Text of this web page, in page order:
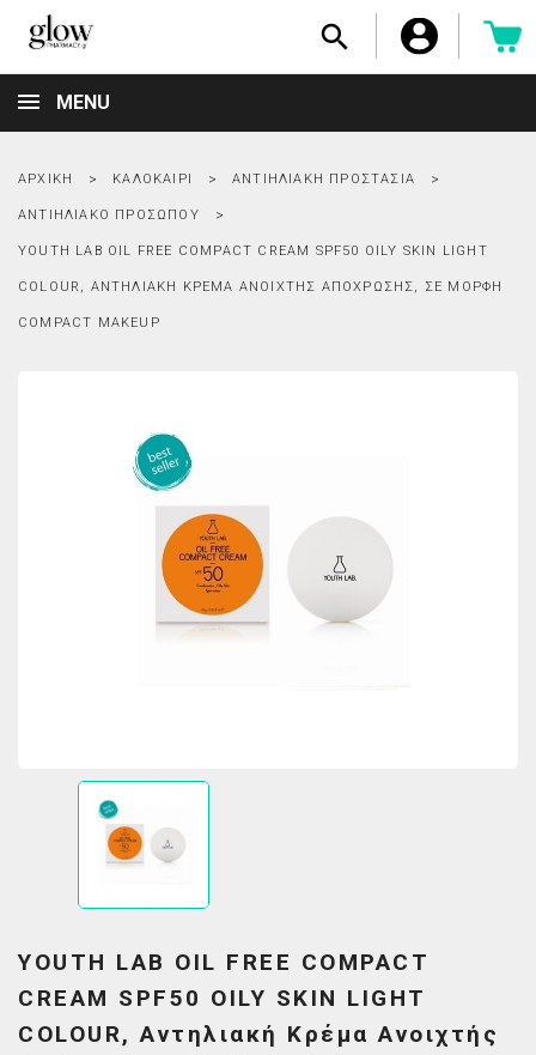

MENU
ΑΡΧΙΚΉ ΚΑΛΟΚΑΊΡΙ ΑΝΤΙΗΛΙΑΚΉ ΠΡΟΣΤΑΣΊΑ
ΑΝΤΙΗΛΙΑΚΌ ΠΡΟΣΏΠΟΥ
YOUTH LAB OIL FREE COMPACT CREAM SPF50 OILY SKIN LIGHT
COLOUR, ΑΝΤΗΛΙΑΚΉ ΚΡΈΜΑ ΑΝΟΙΧΤΉΣ ΑΠΌΧΡΩΣΗΣ, ΣΕ ΜΟΡΦΉ
COMPACT MAKEUP
YOUTH LAB OIL FREE COMPACT
CREAM SPF50 OILY SKIN LIGHT
COLOUR, Αντηλιακή Κρέμα Ανοιχτής